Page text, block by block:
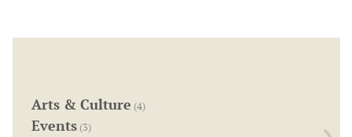
Arts & Culture (4)
Events (3)